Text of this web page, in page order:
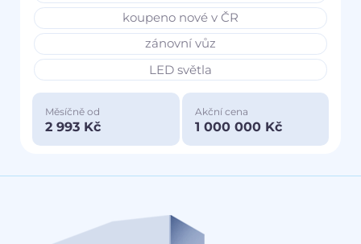
koupeno nové v ČR
zánovní vůz
LED světla
Měsíčně od
2 993 Kč
Akční cena
1 000 000 Kč